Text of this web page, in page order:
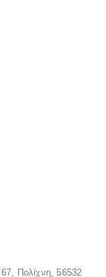
Πολίχνη, 56532